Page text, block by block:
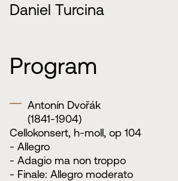
Daniel Turcina
Program
Antonín Dvořák
(1841-1904)
Cellokonsert, h-moll, op 104
- Allegro
- Adagio ma non troppo
- Finale: Allegro moderato